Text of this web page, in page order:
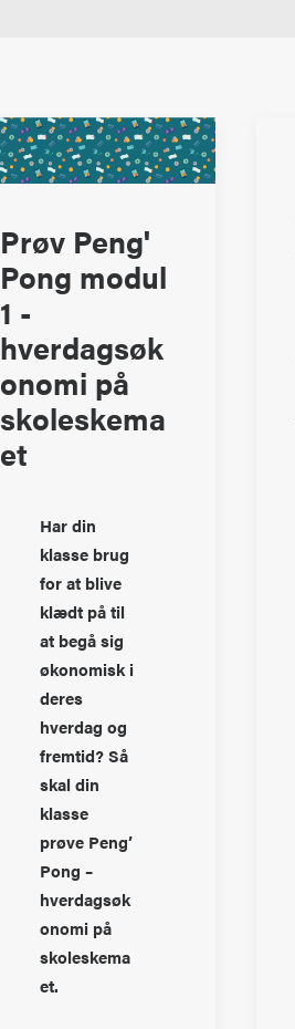
Prøv Peng'
Pong modul
1 -
hverdagsøk
onomi på
skoleskema
et
Har din
klasse brug
for at blive
klædt på til
at begå sig
økonomisk i
deres
hverdag og
fremtid? Så
skal din
klasse
prøve Peng’
Pong –
hverdagsøk
onomi på
skoleskema
et.